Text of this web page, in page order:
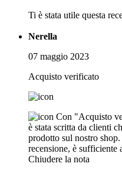
Ti è stata utile questa
Nerella
07 maggio 2023
Acquisto verificato
Con "Acquisto
è stata scritta da clienti
prodotto sul nostro
recensione, è sufficiente
Chiudere la nota